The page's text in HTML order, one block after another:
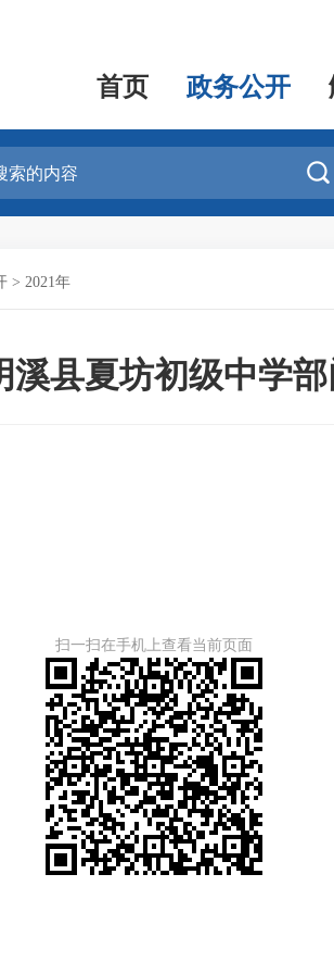
首页 政务公开

> 2021年
溪县夏坊初级中学
扫一扫在手机上查看当前页面